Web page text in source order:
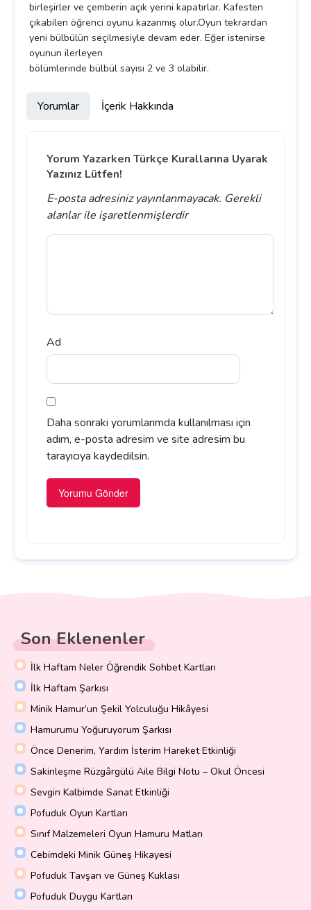
birleşirler ve çemberin açık yerini kapatırlar. Kafesten
çıkabilen öğrenci oyunu kazanmış olur.Oyun tekrardan
yeni bülbülün seçilmesiyle devam eder. Eğer istenirse
oyunun ilerleyen
bölümlerinde bülbül sayısı 2 ve 3 olabilir.
Yorumlar İçerik Hakkında
Yorum Yazarken Türkçe Kurallarına Uyarak
Yazınız Lütfen!
E-posta adresiniz yayınlanmayacak. Gerekli
alanlarile işaretlenmişlerdir
Ad
Daha sonraki yorumlarımda kullanılması için
adım, e-posta adresim ve site adresim bu
tarayıcıya kaydedilsin.
Son Eklenenler
İlk Haftam Neler Öğrendik Sohbet Kartları
İlk Haftam Şarkısı
Minik Hamur’un Şekil Yolculuğu Hikâyesi
Hamurumu Yoğuruyorum Şarkısı
Önce Denerim, Yardım İsterim Hareket Etkinliği
Sakinleşme Rüzgârgülü Aile Bilgi Notu – Okul Öncesi
Sevgin Kalbimde Sanat Etkinliği
Pofuduk Oyun Kartları
Sınıf Malzemeleri Oyun Hamuru Matları
Cebimdeki Minik Güneş Hikayesi
Pofuduk Tavşan ve Güneş Kuklası
Pofuduk Duygu Kartları